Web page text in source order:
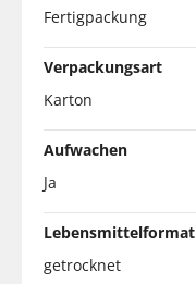
Fertigpackung
Verpackungsart
Karton
Aufwachen
Ja
Lebensmittelformat
getrocknet